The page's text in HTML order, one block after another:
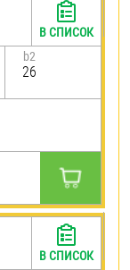
b2
26
В СПИСОК
В СПИСОК